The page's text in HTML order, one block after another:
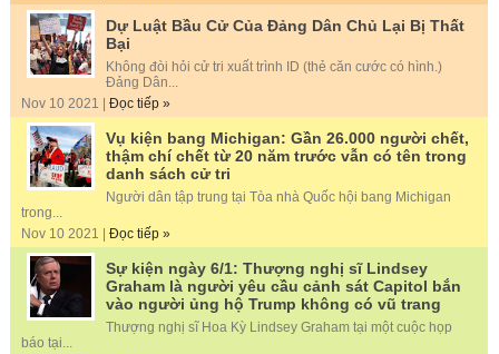
Dự Luật Bầu Cử Của Đảng Dân Chủ Lại Bị Thất
Bại
Không đòi hỏi cử tri xuất trình ID (thẻ căn cước có hình.)
Đảng Dân...
Nov 10 2021 | Đọc tiếp »
Vụ kiện bang Michigan: Gần 26.000 người chết,
thậm chí chết từ 20 năm trước vẫn có tên trong
danh sách cử tri
Người dân tập trung tại Tòa nhà Quốc hội bang Michigan
trong...
Nov 10 2021 | Đọc tiếp »
Sự kiện ngày 6/1: Thượng nghị sĩ Lindsey
Graham là người yêu cầu cảnh sát Capitol bắn
vào người ủng hộ Trump không có vũ trang
Thượng nghị sĩ Hoa Kỳ Lindsey Graham tại một cuộc họp
báo tại...